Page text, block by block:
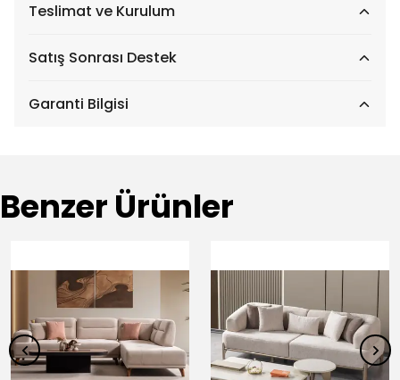
Teslimat ve Kurulum
Satış Sonrası Destek
Garanti Bilgisi
Benzer Ürünler